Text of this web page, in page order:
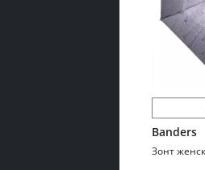
Banders